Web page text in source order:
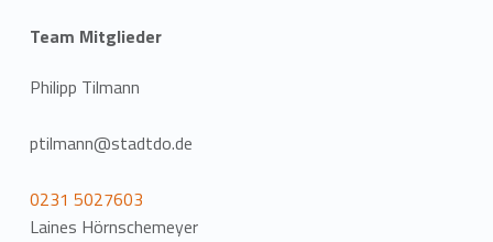
Team Mitglieder
Philipp Tilmann
ptilmann@stadtdo.de
0231 5027603
Laines Hörnschemeyer